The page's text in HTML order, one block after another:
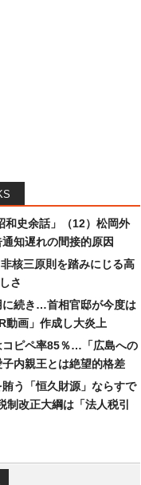
和史余話」（12）松岡外
知遅れの間接的原因
核三原則を踏みにじる高
さ
に続き…首相官邸が今度は
動画」作成し大炎上
コピペ率85％…「広島への
内親王とは絶望的格差
う「恒久財源」ならすで
制改正大綱は「法人税引